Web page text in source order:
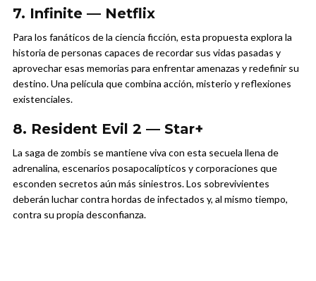
7. Infinite — Netflix
Para los fanáticos de la ciencia ficción, esta propuesta explora la
historia de personas capaces de recordar sus vidas pasadas y
aprovechar esas memorias para enfrentar amenazas y redefinir su
destino. Una película que combina acción, misterio y reflexiones
existenciales.
8. Resident Evil 2 — Star+
La saga de zombis se mantiene viva con esta secuela llena de
adrenalina, escenarios posapocalípticos y corporaciones que
esconden secretos aún más siniestros. Los sobrevivientes
deberán luchar contra hordas de infectados y, al mismo tiempo,
contra su propia desconfianza.